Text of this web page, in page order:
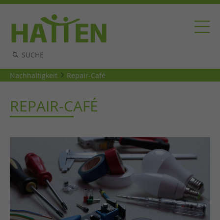
Nachhaltigkeit Repair-Café
REPAIR-CAFÉ